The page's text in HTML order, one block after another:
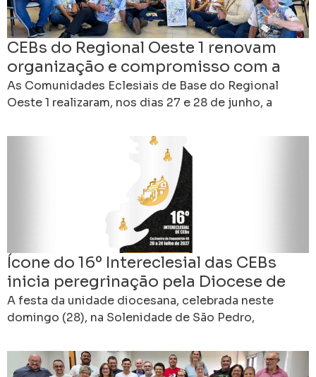
CEBs do Regional Oeste 1 renovam
organização e compromisso com a
missão
As Comunidades Eclesiais de Base do Regional
Oeste 1 realizaram, nos dias 27 e 28 de junho, a
Ícone do 16º Intereclesial das CEBs
inicia peregrinação pela Diocese de
Cachoeiro de Itapemirim (ES)
A festa da unidade diocesana, celebrada neste
domingo (28), na Solenidade de São Pedro,
(ES), marcará um